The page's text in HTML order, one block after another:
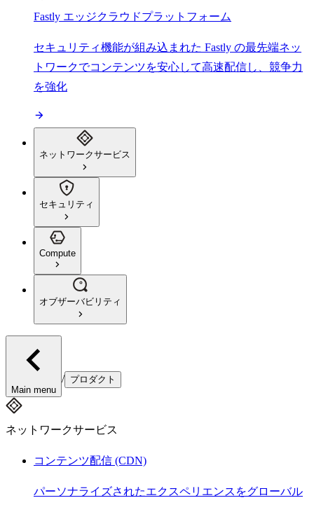
Fastly エッジクラウドプラットフォーム
セキュリティ機能が組み込まれた Fastly の最先端ネッ
トワークでコンテンツを安心して高速配信し、競争力
を強化
ネットワークサービス
セキュリティ
Compute
オブザーバビリティ
Main menu
/ プロダクト
ネットワークサービス
コンテンツ配信 (CDN)
パーソナライズされたエクスペリエンスをグローバル